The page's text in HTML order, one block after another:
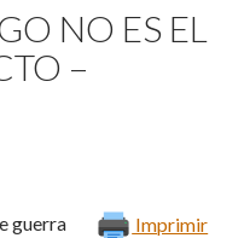
NO ES EL
–
Imprimir
guerra